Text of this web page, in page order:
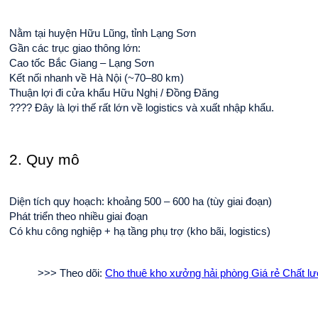
Nằm tại huyện Hữu Lũng, tỉnh Lạng Sơn
Gần các trục giao thông lớn:
Cao tốc Bắc Giang – Lạng Sơn
Kết nối nhanh về Hà Nội (~70–80 km)
Thuận lợi đi cửa khẩu Hữu Nghị / Đồng Đăng
???? Đây là lợi thế rất lớn về logistics và xuất nhập khẩu.
2. Quy mô
Diện tích quy hoạch: khoảng 500 – 600 ha (tùy giai đoạn)
Phát triển theo nhiều giai đoạn
Có khu công nghiệp + hạ tầng phụ trợ (kho bãi, logistics)
>>> Theo dõi: Cho thuê kho xưởng hải phòng Giá rẻ Chất